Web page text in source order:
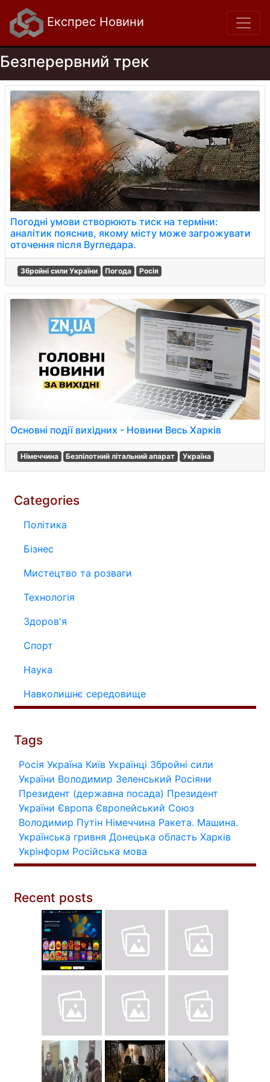
Експрес Новини
Безперервний трек
Погодні умови створюють тиск на терміни:
аналітик пояснив, якому місту може загрожувати
оточення після Вугледара.
Збройні сили України Погода Росія
Основні події вихідних - Новини Весь Харків
Німеччина Безпілотний літальний апарат Україна
Categories
Політика
Бізнес
Мистецтво та розваги
Технологія
Здоров'я
Спорт
Наука
Навколишнє середовище
Tags
Росія Україна Київ Українці Збройні сили
України Володимир Зеленський Росіяни
Президент (державна посада) Президент
України Європа Європейський Союз
Володимир Путін Німеччина Ракета. Машина.
Українська гривня Донецька область Харків
Укрінформ Російська мова
Recent posts